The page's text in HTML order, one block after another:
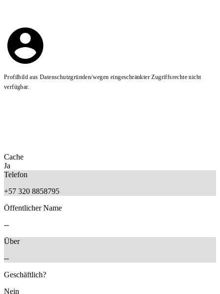
Profilbild aus Datenschutzgründen/wegen eingeschränkter Zugriffsrechte nicht
verfügbar.
Cache
Ja
Telefon
+57 320 8858795
Öffentlicher Name
--
Über
--
Geschäftlich?
Nein